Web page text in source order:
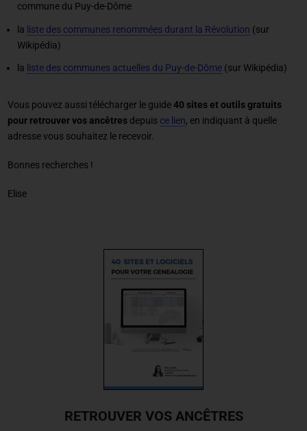
commune du Puy-de-Dôme
la liste des communes renommées durant la Révolution (sur
Wikipédia)
la liste des communes actuelles du Puy-de-Dôme(sur Wikipédia)
Vous pouvez aussi télécharger le guide40 sites et outils gratuits
pour retrouver vos ancêtresdepuis ce lien, en indiquant à quelle
adresse vous souhaitez le recevoir.
Bonnes recherches !
Elise
RETROUVER VOS ANCÊTRES